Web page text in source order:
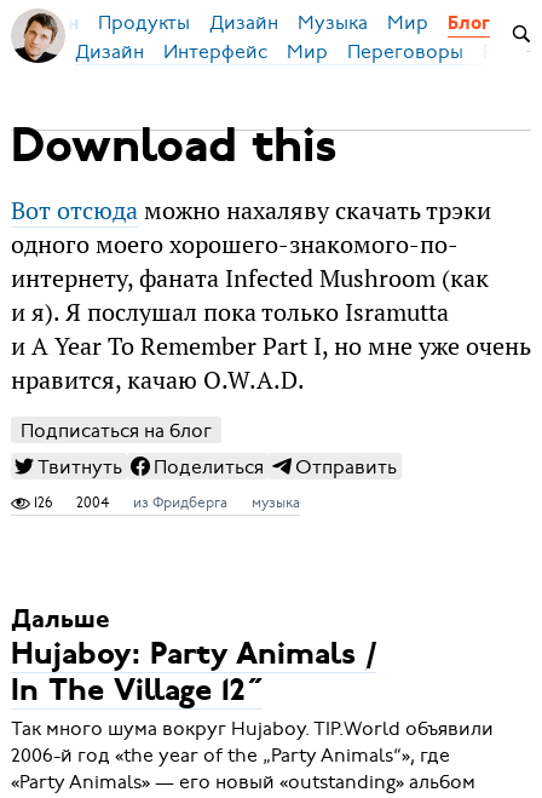
Бирман Продукты Дизайн Музыка Мир Блог
Дизайн Интерфейс Мир Переговоры
Download this
Вот отсюдаможно нахаляву скачать трэки
одного моего хорошего-знакомого-по-
интернету, фаната Infected Mushroom (как
и я). Я послушал пока только Isramutta
и A Year To Remember Part I, но мне уже очень
нравится, качаю O.W.A.D.
Подписаться на блог
Твитнуть
Поделиться Отправить
126 2004 из Фридберга музыка
Дальше
Hujaboy: Party Animals /
In The Village 12˝
Так много шума вокруг Hujaboy. TIP.World объявили
2006-й год «the year of the „Party Animals“», где
«Party Animals» — его новый «outstanding» альбом